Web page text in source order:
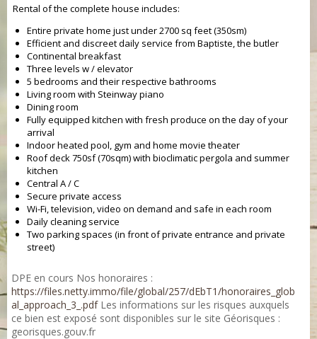
Rental of the complete house includes:
Entire private home just under 2700 sq feet (350sm)
Efficient and discreet daily service from Baptiste, the butler
Continental breakfast
Three levels w / elevator
5 bedrooms and their respective bathrooms
Living room with Steinway piano
Dining room
Fully equipped kitchen with fresh produce on the day of your
arrival
Indoor heated pool, gym and home movie theater
Roof deck 750sf (70sqm) with bioclimatic pergola and summer
kitchen
Central A / C
Secure private access
Wi-Fi, television, video on demand and safe in each room
Daily cleaning service
Two parking spaces (in front of private entrance and private
street)
DPE en cours Nos honoraires :
https://files.netty.immo/file/global/257/dEbT1/honoraires_glob
al_approach_3_.pdfLes informations sur les risques auxquels
ce bien est exposé sont disponibles sur le site Géorisques :
georisques.gouv.fr